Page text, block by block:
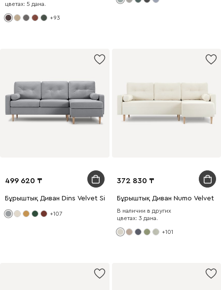
цветах: 5 дана.
+93
499 620
Бұрыштық Диван Dins Velvet Silver
+107
372 830
Бұрыштық Диван Numo Velvet
В наличии в других
цветах: 3 дана.
+101